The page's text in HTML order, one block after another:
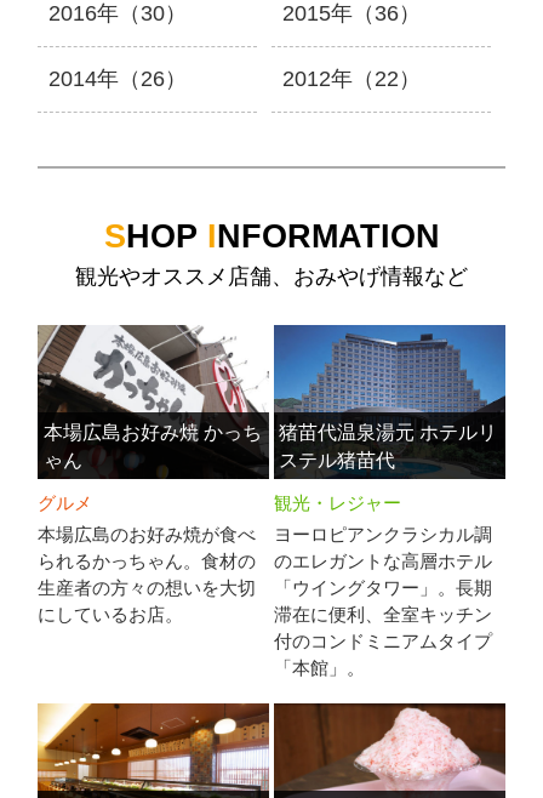
2016年（30） 2015年（36）
2014年（26） 2012年（22）
SHOP INFORMATION
観光やオススメ店舗、おみやげ情報など
本場広島お好み焼 かっち
ゃん
グルメ
本場広島のお好み焼が食べ
られるかっちゃん。食材の
生産者の方々の想いを大切
にしているお店。
猪苗代温泉湯元 ホテルリ
ステル猪苗代
観光・レジャー
ヨーロピアンクラシカル調
のエレガントな高層ホテル
「ウイングタワー」。長期
滞在に便利、全室キッチン
付のコンドミニアムタイプ
「本館」。